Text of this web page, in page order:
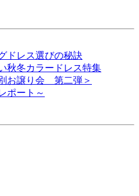
ドレス選びの秘訣
秋冬カラードレス特集
お譲り会 第二弾＞
ポート～